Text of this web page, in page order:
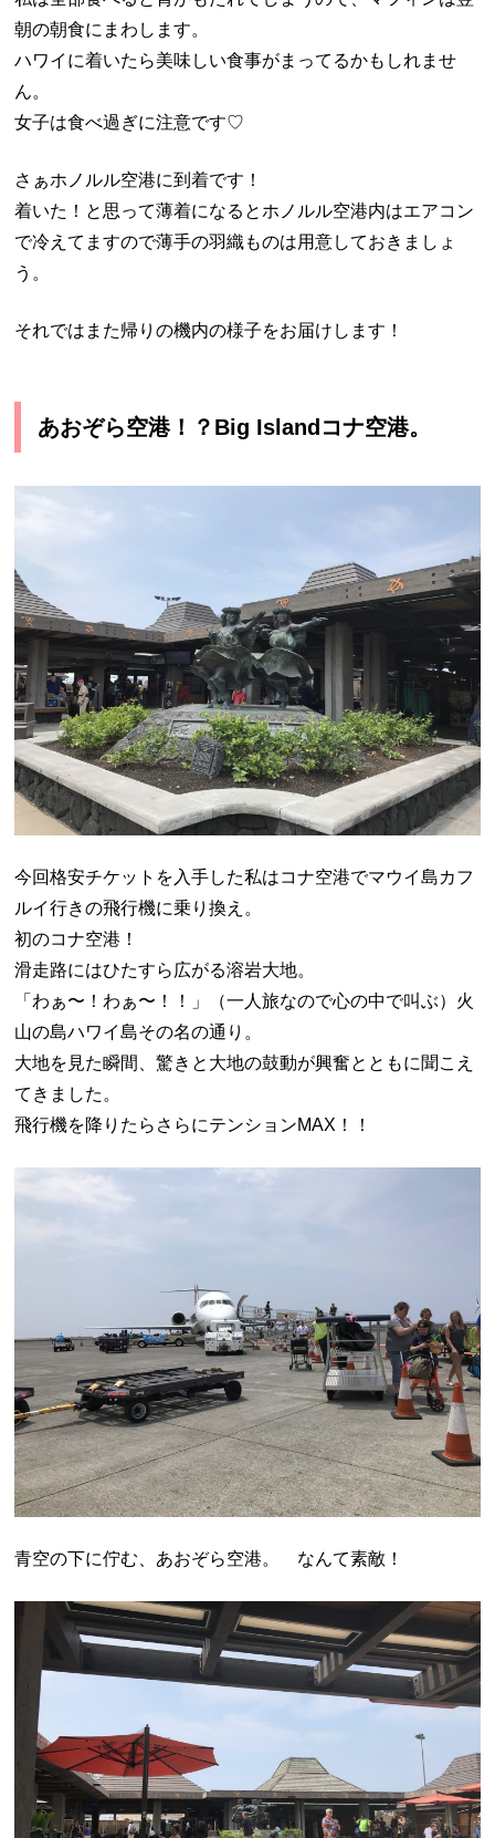
朝の朝食にまわします。
ハワイに着いたら美味しい食事がまってるかもしれませ
ん。
女子は食べ過ぎに注意です♡
さぁホノルル空港に到着です！
着いた！と思って薄着になるとホノルル空港内はエアコン
で冷えてますので薄手の羽織ものは用意しておきましょ
う。
それではまた帰りの機内の様子をお届けします！
あおぞら空港！？Big Islandコナ空港。
今回格安チケットを入手した私はコナ空港でマウイ島カフ
ルイ行きの飛行機に乗り換え。
初のコナ空港！
滑走路にはひたすら広がる溶岩大地。
「わぁ〜！わぁ〜！！」（一人旅なので心の中で叫ぶ）火
山の島ハワイ島その名の通り。
大地を見た瞬間、驚きと大地の鼓動が興奮とともに聞こえ
てきました。
飛行機を降りたらさらにテンションMAX！！
青空の下に佇む、あおぞら空港。 なんて素敵！